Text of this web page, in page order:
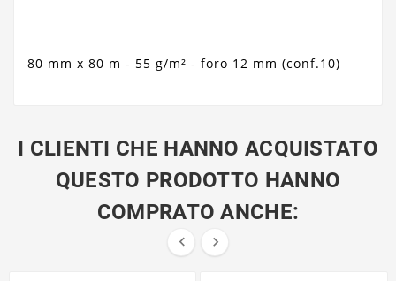
80 mm x 80 m - 55 g/m² - foro 12 mm (conf.10)
I CLIENTI CHE HANNO ACQUISTATO
QUESTO PRODOTTO HANNO
COMPRATO ANCHE:
 